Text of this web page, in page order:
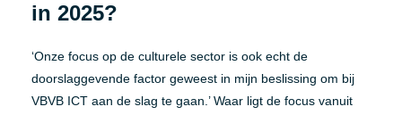
in 2025?
‘Onze focus op de culturele sector is ook echt de
doorslaggevende factor geweest in mijn beslissing om bij
VBVB ICT aan de slag te gaan.’ Waar ligt de focus vanuit